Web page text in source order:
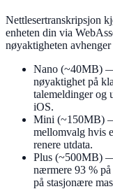
Nettlesertranskripsjon
enheten din via
nøyaktigheten
Nano (~40MB) —
nøyaktighet på
talemeldinger og
iOS.
Mini (~150MB)
mellomvalg hvis
renere utdata.
Plus (~500MB) —
nærmere 93 %
på stasjonære